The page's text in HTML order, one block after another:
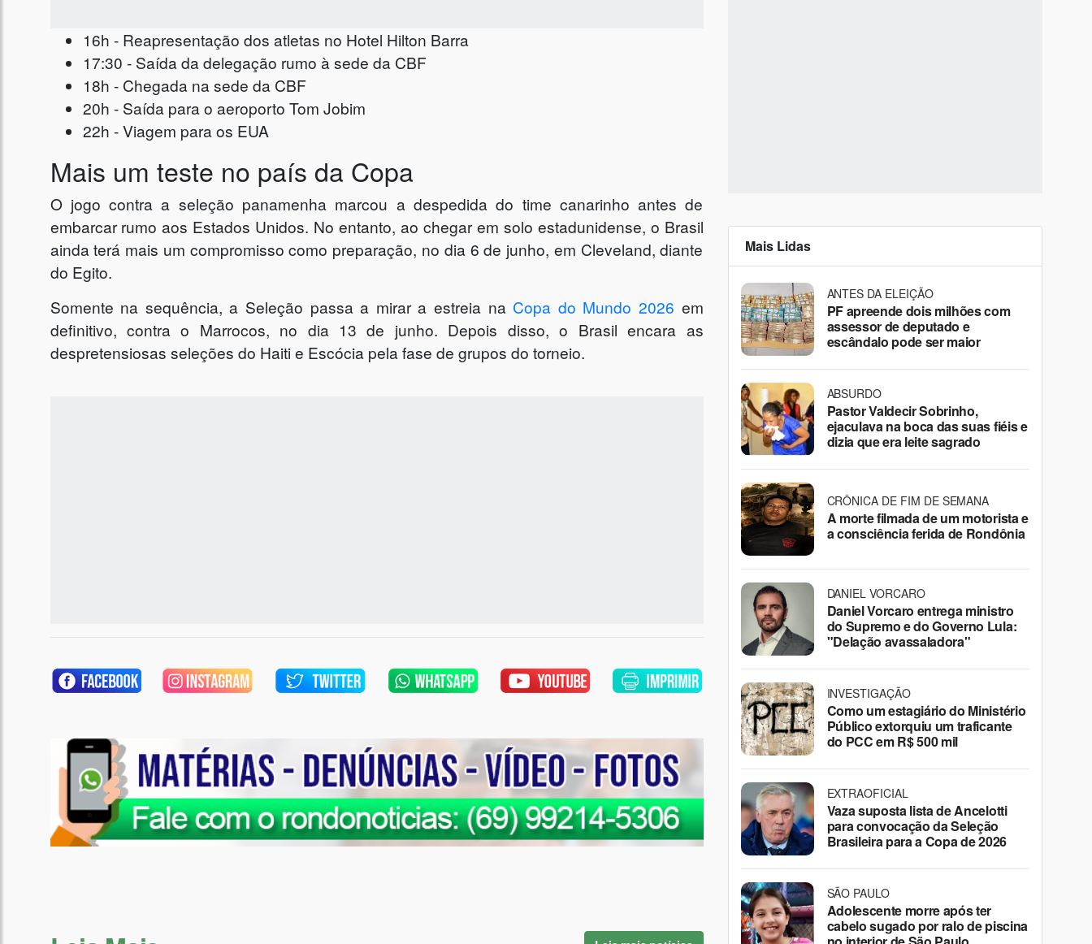
16h - Reapresentação dos atletas no Hotel Hilton Barra
17:30 - Saída da delegação rumo à sede da CBF
18h - Chegada na sede da CBF
20h - Saída para o aeroporto Tom Jobim
22h - Viagem para os EUA
Mais um teste no país da Copa
O jogo contra a seleção panamenha marcou a despedida do time canarinho antes de
embarcar rumo aos Estados Unidos. No entanto, ao chegar em solo estadunidense, o Brasil
ainda terá mais um compromisso como preparação, no dia 6 de junho, em Cleveland, diante
do Egito.
Somente na sequência, a Seleção passa a mirar a estreia na Copa do Mundo 2026 em
definitivo, contra o Marrocos, no dia 13 de junho. Depois disso, o Brasil encara as
despretensiosas seleções do Haiti e Escócia pela fase de grupos do torneio.
Mais Lidas
ANTES DA ELEIÇÃO
PF apreende dois milhões com
assessor de deputado e
escândalo pode ser maior
ABSURDO
Pastor Valdecir Sobrinho,
ejaculava na boca das suas fiéis e
dizia que era leite sagrado
CRÔNICA DE FIM DE SEMANA
A morte filmada de um motorista e
a consciência ferida de Rondônia
DANIEL VORCARO
Daniel Vorcaro entrega ministro
do Supremo e do Governo Lula:
"Delação avassaladora"
INVESTIGAÇÃO
Como um estagiário do Ministério
Público extorquiu um traficante
do PCC em R$ 500 mil
EXTRAOFICIAL
Vaza suposta lista de Ancelotti
para convocação da Seleção
Brasileira para a Copa de 2026
SÃO PAULO
Adolescente morre após ter
cabelo sugado por ralo de piscina